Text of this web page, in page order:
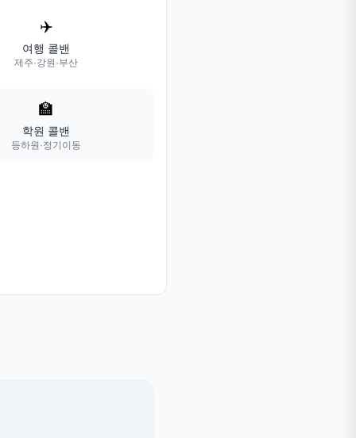
✈️
여행 콜밴
제주·강원·부산
🏫
학원 콜밴
등하원·정기이동